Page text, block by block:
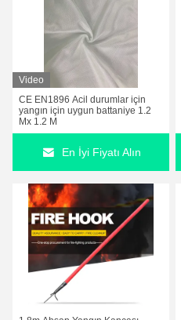
Video
CE EN1896 Acil durumlar için
yangın için uygun battaniye 1.2
Mx 1.2 M
En İyi Fiyatı Alın